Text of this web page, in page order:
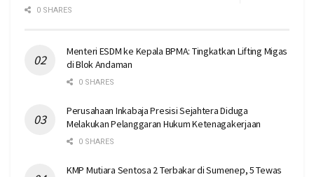
0 SHARES
Menteri ESDM ke Kepala BPMA: Tingkatkan Lifting Migas
di Blok Andaman
0 SHARES
Perusahaan Inkabaja Presisi Sejahtera Diduga
Melakukan Pelanggaran Hukum Ketenagakerjaan
0 SHARES
KMP Mutiara Sentosa 2 Terbakar di Sumenep, 5 Tewas